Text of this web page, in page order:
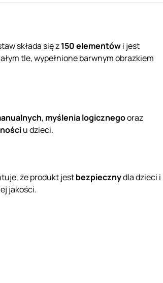
składa się z150 elementówi jest
tle, wypełnione barwnym obrazkiem
, myślenia logicznegooraz
u dzieci.
że produkt jestbezpiecznydla dzieci i
jakości.